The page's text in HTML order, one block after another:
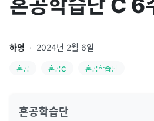
혼공학습단 C 6
하영 · 2024년 2월 6일
혼공 혼공C 혼공학습단
혼공학습단